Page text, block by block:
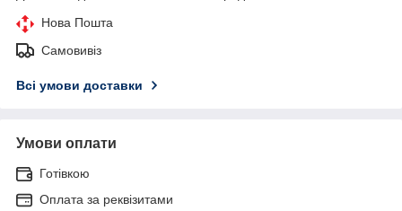
Нова Пошта
Самовивіз
Всі умови доставки
Умови оплати
Готівкою
Оплата за реквізитами